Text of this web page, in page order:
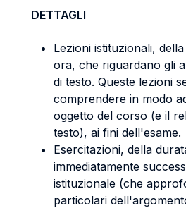
DETTAGLI
Lezioni istituzionali,
ora, che riguardano gli
di testo. Queste lezioni
comprendere in modo
oggetto del corso (e il
testo), ai fini dell'esame.
Esercitazioni, della
immediatamente
istituzionale (che
particolari